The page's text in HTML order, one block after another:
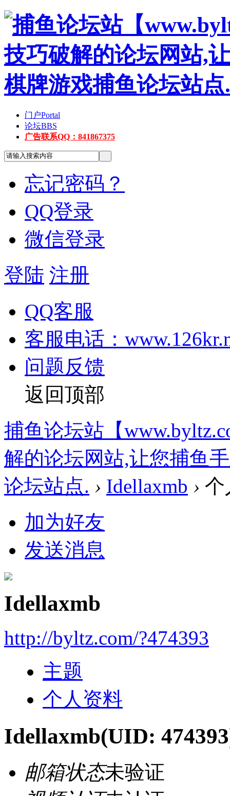
门户Portal
论坛BBS
广告联系QQ：841867375
忘记密码？
QQ登录
微信登录
登陆 注册
QQ客服
客服电话：
问题反馈
返回顶部
捕鱼论坛站【
解的论坛网站,让您捕鱼
论坛站点. › Idellaxmb › 个
加为好友
发送消息
Idellaxmb
http://byltz.com/?474393
主题
个人资料
Idellaxmb(UID:
邮箱状态未验证